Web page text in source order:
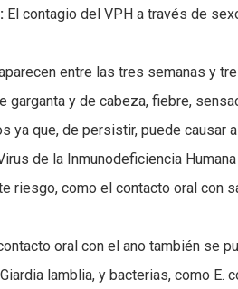
El contagio del VPH a través de
entre las tres semanas y
garganta y de cabeza, fiebre,
ya que, de persistir, puede causar
de la Inmunodeficiencia
riesgo, como el contacto oral con
oral con el ano también se
lamblia, y bacterias, como E.